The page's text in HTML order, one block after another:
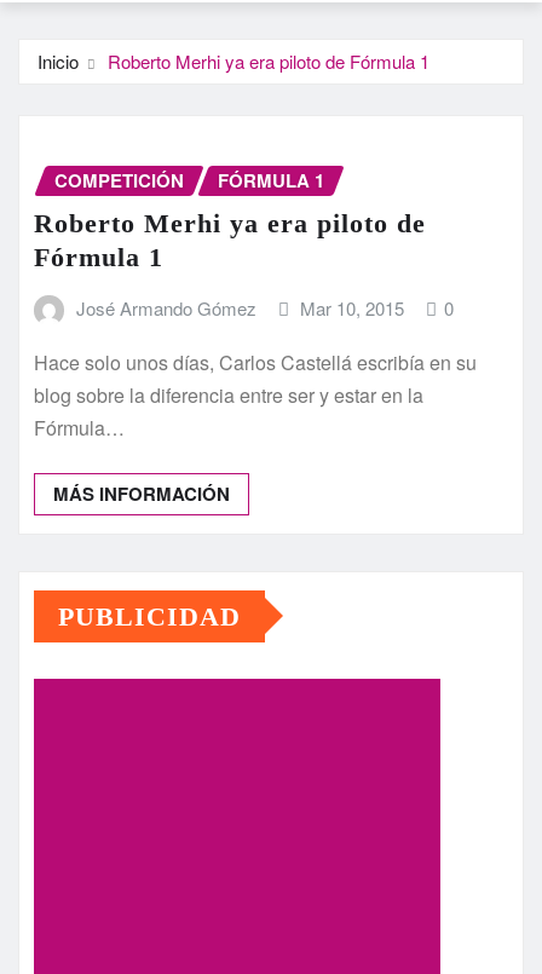
Inicio Roberto Merhi ya era piloto de Fórmula 1
COMPETICIÓN FÓRMULA 1
Roberto Merhi ya era piloto de
Fórmula 1
José Armando Gómez Mar 10, 2015 0
Hace solo unos días, Carlos Castellá escribía en su
blog sobre la diferencia entre ser y estar en la
Fórmula…
MÁS INFORMACIÓN
PUBLICIDAD